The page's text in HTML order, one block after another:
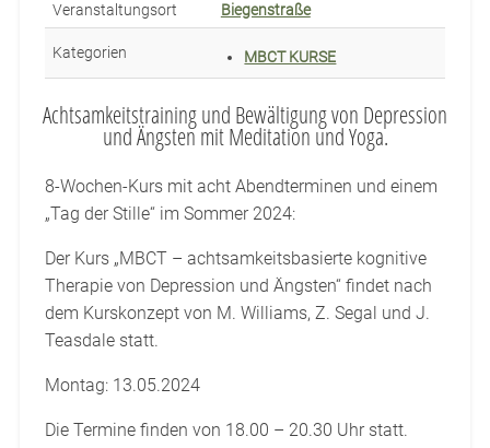
Veranstaltungsort
Biegenstraße
Kategorien MBCT KURSE
Achtsamkeitstraining und Bewältigung von Depression
und Ängsten mit Meditation und Yoga.
8-Wochen-Kurs mit acht Abendterminen und einem
„Tag der Stille“ im Sommer 2024:
Der Kurs „MBCT – achtsamkeitsbasierte kognitive
Therapie von Depression und Ängsten“ findet nach
dem Kurskonzept von M. Williams, Z. Segal und J.
Teasdale statt.
Montag: 13.05.2024
Die Termine finden von 18.00 – 20.30 Uhr statt.